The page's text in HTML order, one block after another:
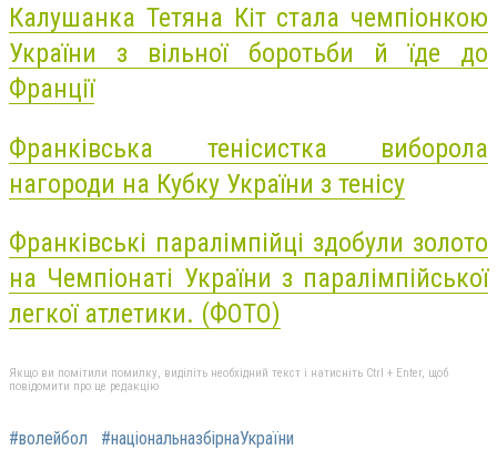
Калушанка Тетяна Кіт стала чемпіонкою
України з вільної боротьби й їде до
Франції
Франківська тенісистка виборола
нагороди на Кубку України з тенісу
Франківські паралімпійці здобули золото
на Чемпіонаті України з паралімпійської
легкої атлетики. (ФОТО)
Якщо ви помітили помилку, виділіть необхідний текст і натисніть Ctrl + Enter, щоб
повідомити про це редакцію
#волейбол #національназбірнаУкраїни